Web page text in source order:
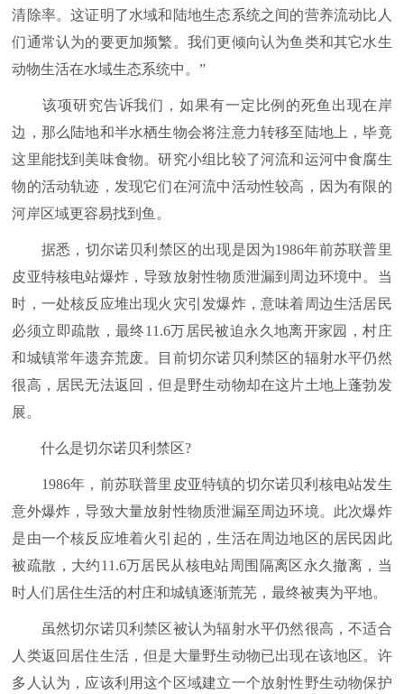
清除率。这证明了水域和陆地生态系统之间的营养流动比人
们通常认为的要更加频繁。我们更倾向认为鱼类和其它水生
动物生活在水域生态系统中。”
该项研究告诉我们，如果有一定比例的死鱼出现在岸
边，那么陆地和半水栖生物会将注意力转移至陆地上，毕竟
这里能找到美味食物。研究小组比较了河流和运河中食腐生
物的活动轨迹，发现它们在河流中活动性较高，因为有限的
河岸区域更容易找到鱼。
据悉，切尔诺贝利禁区的出现是因为1986年前苏联普里
皮亚特核电站爆炸，导致放射性物质泄漏到周边环境中。当
时，一处核反应堆出现火灾引发爆炸，意味着周边生活居民
必须立即疏散，最终11.6万居民被迫永久地离开家园，村庄
和城镇常年遗弃荒废。目前切尔诺贝利禁区的辐射水平仍然
很高，居民无法返回，但是野生动物却在这片土地上蓬勃发
展。
什么是切尔诺贝利禁区?
1986年，前苏联普里皮亚特镇的切尔诺贝利核电站发生
意外爆炸，导致大量放射性物质泄漏至周边环境。此次爆炸
是由一个核反应堆着火引起的，生活在周边地区的居民因此
被疏散，大约11.6万居民从核电站周围隔离区永久撤离，当
时人们居住生活的村庄和城镇逐渐荒芜，最终被夷为平地。
虽然切尔诺贝利禁区被认为辐射水平仍然很高，不适合
人类返回居住生活，但是大量野生动物已出现在该地区。许
多人认为，应该利用这个区域建立一个放射性野生动物保护